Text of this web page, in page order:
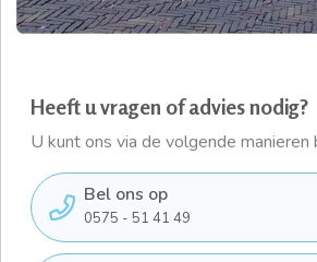
Heeft u vragen of advies nodig?
U kunt ons via de volgende manieren
Bel ons op
0575 - 51 41 49